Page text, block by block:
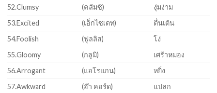
52.Clumsy
(คลัมซิ)
งุ่มง่าม
53.Excited
(เอ็กไซเดท)
ตื่นเต้น
54.Foolish
(ฟูลลิส)
โง่
55.Gloomy
(กลูมิ)
เศร้าหมอง
56.Arrogant
(แอโรแกน)
หยิ่ง
57.Awkward
(อ๊า คอร์ด)
แปลก